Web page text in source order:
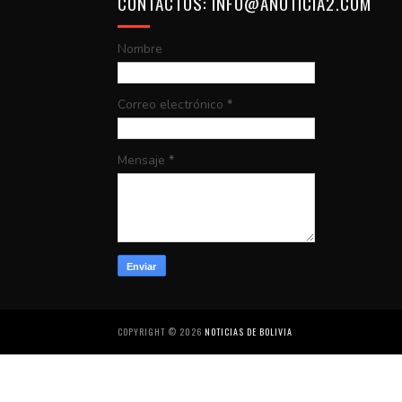
Nombre
Correo electrónico *
Mensaje *
COPYRIGHT © 2026 NOTICIAS DE BOLIVIA